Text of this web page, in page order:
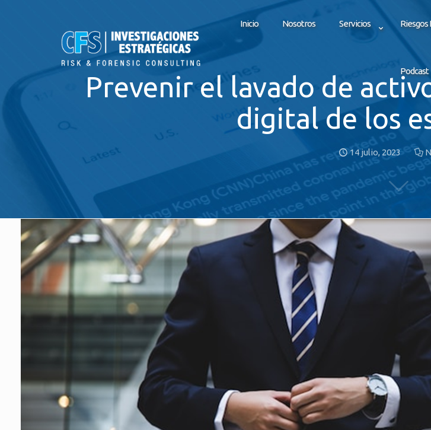
Inicio Nosotros Servicios Riesgos
Podcast
Prevenir el lavado de
digital de los
14 julio, 2023